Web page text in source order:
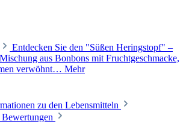
Entdecken Sie den "Süßen Heringstopf" –
aus Bonbons mit Fruchtgeschmacke,
verwöhnt… Mehr
zu den Lebensmitteln